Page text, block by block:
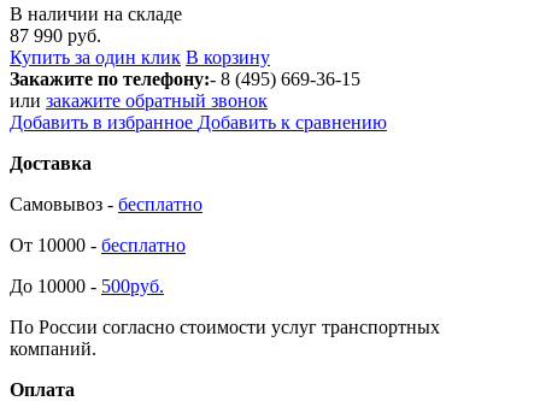
В наличии на складе
87 990 руб.
Купить за один клик В корзину
Закажите по телефону:- 8 (495) 669-36-15
или закажите обратный звонок
Добавить в избранное Добавить к сравнению
Доставка
Самовывоз - бесплатно
От 10000 - бесплатно
До 10000 - 500руб.
По России согласно стоимости услуг транспортных
компаний.
Оплата